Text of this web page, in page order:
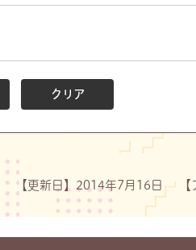
【更新日】 2014年7月16日